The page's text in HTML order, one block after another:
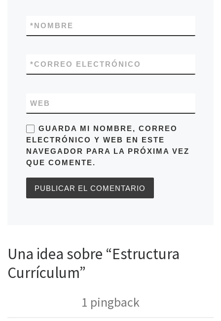
NOMBRE
*
CORREO ELECTRÓNICO
*
WEB
GUARDA MI NOMBRE, CORREO
ELECTRÓNICO Y WEB EN ESTE
NAVEGADOR PARA LA PRÓXIMA VEZ
QUE COMENTE.
Una idea sobre “Estructura
Currículum”
1 pingback